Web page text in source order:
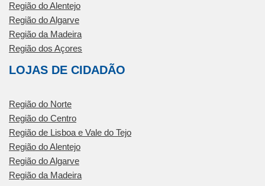
Região do Alentejo
Região do Algarve
Região da Madeira
Região dos Açores
LOJAS DE CIDADÃO
Região do Norte
Região do Centro
Região de Lisboa e Vale do Tejo
Região do Alentejo
Região do Algarve
Região da Madeira